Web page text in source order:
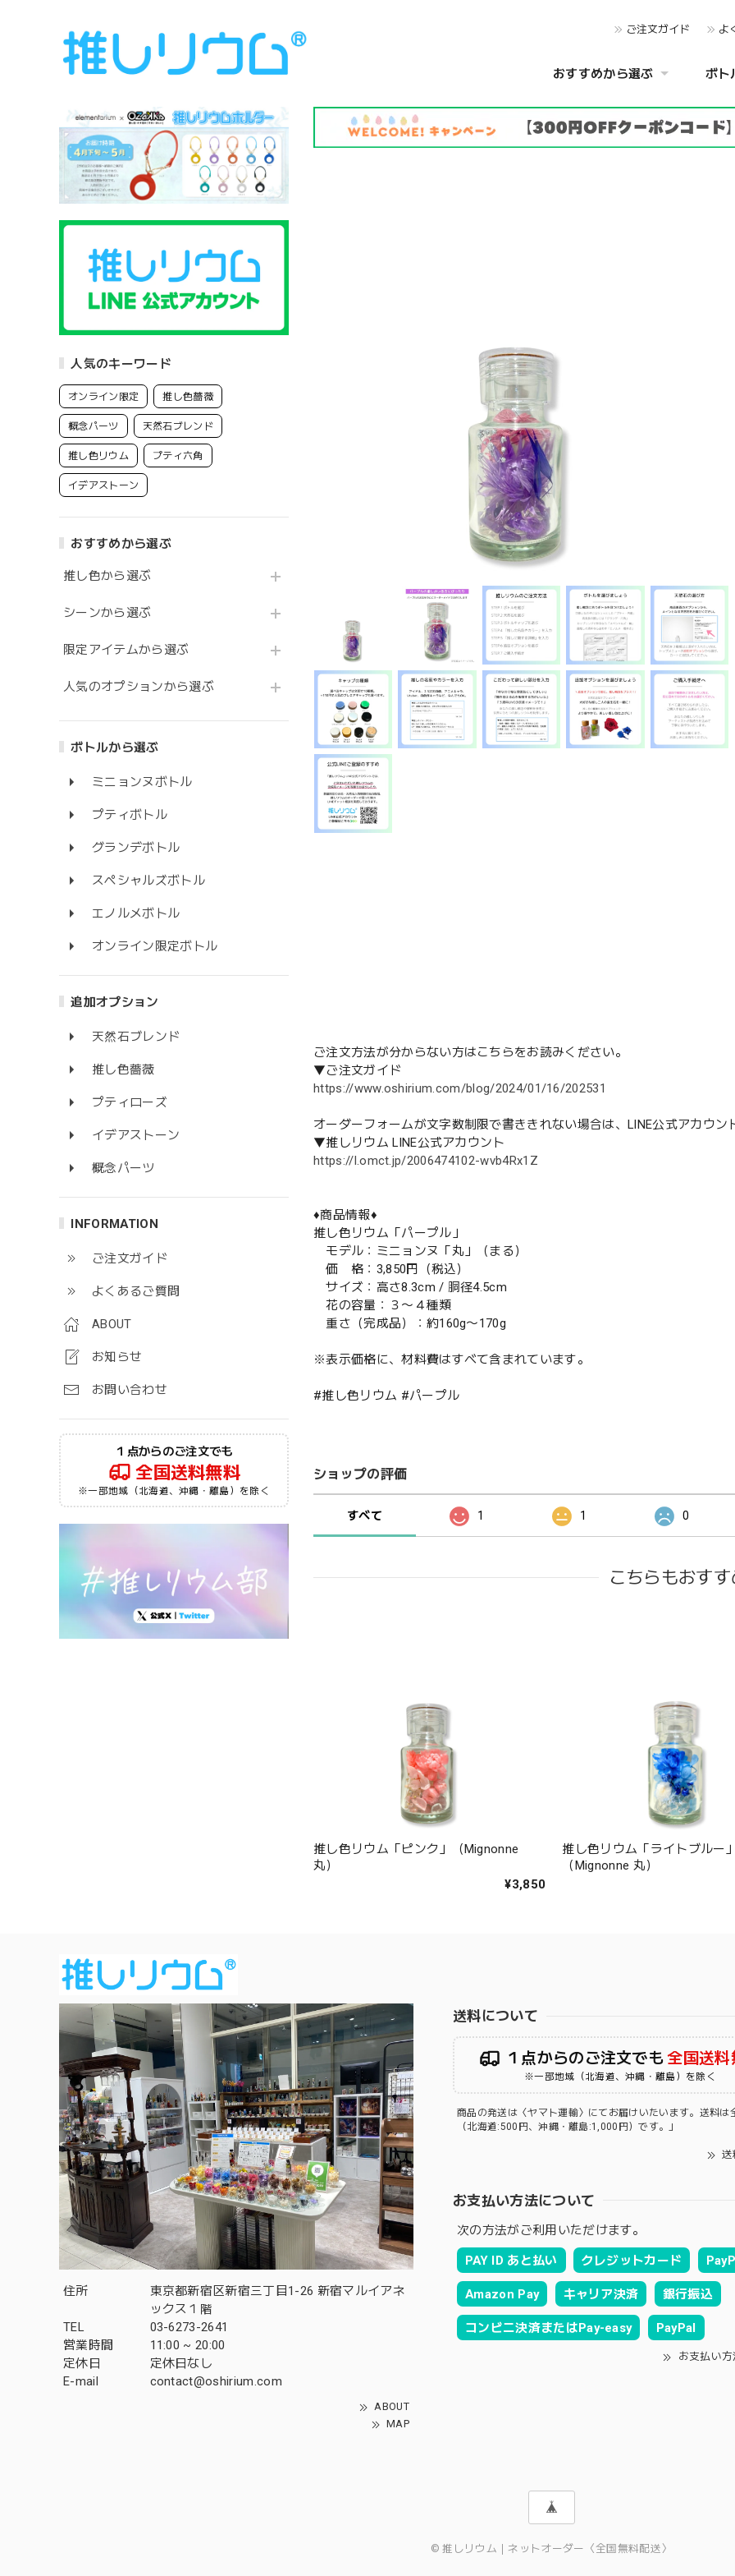
ご注文ガイド よ
おすすめから選ぶ ボト
人気のキーワード
オンライン限定 推し色薔薇
概念パーツ 天然石ブレンド
推し色リウム プティ六角
イデアストーン
おすすめから選ぶ
推し色から選ぶ
シーンから選ぶ
限定アイテムから選ぶ
人気のオプションから選ぶ
ボトルから選ぶ
ミニョンヌボトル
プティボトル
グランデボトル
スペシャルズボトル
エノルメボトル
オンライン限定ボトル
追加オプション
天然石ブレンド
推し色薔薇
プティローズ
イデアストーン
概念パーツ
INFORMATION
ご注文ガイド
よくあるご質問
ABOUT
お知らせ
お問い合わせ
１点からのご注文でも
全国送料無料
※一部地域（北海道、沖縄・離島）を除く
ご注文方法が分からない方はこちらをお読みください。
▼ご注文ガイド
https://www.oshirium.com/blog/2024/01/16/202531
オーダーフォームが文字数制限で書ききれない場合は、LINE公式アカウ
▼推しリウム LINE公式アカウント
https://l.omct.jp/2006474102-wvb4Rx1Z
♦️商品情報♦️
推し色リウム「パープル」
モデル：ミニョンヌ「丸」（まる）
価 格：3,850円（税込）
サイズ：高さ8.3cm / 胴径4.5cm
花の容量：３〜４種類
重さ（完成品）：約160g〜170g
※表示価格に、材料費はすべて含まれています。
#推し色リウム #パープル
ショップの評価
すべて 1 1 0
こちらもおすす
推し色リウム「ピンク」（Mignonne
丸）
¥3,850
推し色リウム「ライトブルー
（Mignonne 丸）
住所
東京都新宿区新宿三丁目1-26 新宿マルイアネ
ックス１階
TEL
03-6273-2641
営業時間
11:00 ~ 20:00
定休日
定休日なし
E-mail
contact@oshirium.com
ABOUT
MAP
送料について
１点からのご注文でも全国送料
※一部地域（北海道、沖縄・離島）を除く
商品の発送は〈ヤマト運輸〉にてお届けいたいます。送料は
（北海道:500円、沖縄・離島:1,000円）です。」
送
お支払い方法について
次の方法がご利用いただけます。
PAY ID あと払い クレジットカード
Amazon Pay キャリア決済 銀行振込
コンビニ決済またはPay-easy PayPal
お支払い
© 推しリウム｜ネットオーダー〈全国無料配送〉